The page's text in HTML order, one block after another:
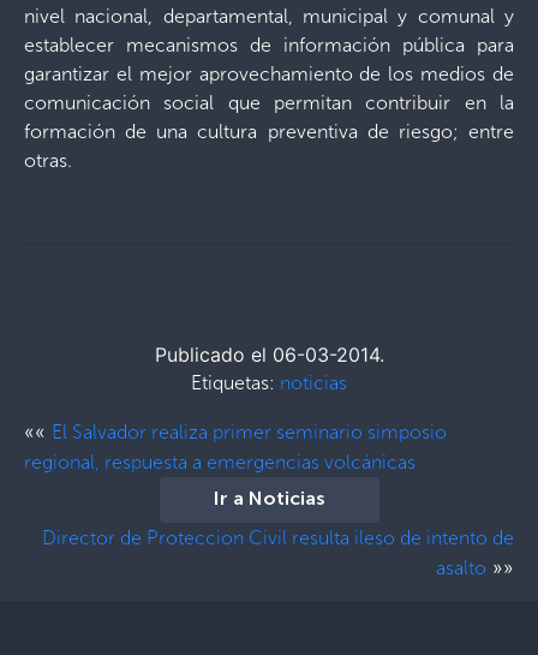
nivel nacional, departamental, municipal y comunal y
establecer mecanismos de información pública para
garantizar el mejor aprovechamiento de los medios de
comunicación social que permitan contribuir en la
formación de una cultura preventiva de riesgo; entre
otras.
Publicado el 06-03-2014.
Etiquetas: noticias
«« El Salvador realiza primer seminario simposio
regional, respuesta a emergencias volcánicas
Ir a Noticias
Director de Proteccion Civil resulta ileso de intento de
asalto »»